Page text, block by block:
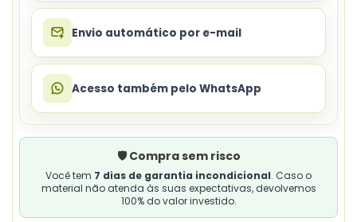
Envio automático por e-mail
Acesso também pelo WhatsApp
🛡️ Compra sem risco
Você tem 7 dias de garantia incondicional. Caso o
material não atenda às suas expectativas, devolvemos
100% do valor investido.